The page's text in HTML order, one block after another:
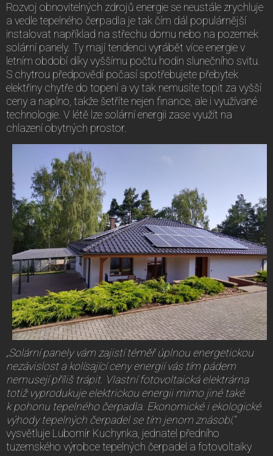
Rozvoj obnovitelných zdrojů energie se neustále zrychluje
a vedle tepelného čerpadla je tak čím dál populárnější
instalovat například na střechu domu nebo na pozemek
solární panely. Ty mají tendenci vyrábět více energie v
letním období díky vyššímu počtu hodin slunečního svitu.
S chytrou předpovědí počasí spotřebujete přebytek
elektřiny chytře do topení a vy tak nemusíte topit za vyšší
ceny a naplno, takže šetříte nejen finance, ale i využívané
technologie. V létě lze solární energii zase využít na
chlazení obytných prostor.
„Solární panely vám zajistí téměř úplnou energetickou
nezávislost a kolísající ceny energií vás tím pádem
nemusejí příliš trápit. Vlastní fotovoltaická elektrárna
totiž vyprodukuje elektrickou energii mimo jiné také
k pohonu tepelného čerpadla. Ekonomické i ekologické
výhody tepelných čerpadel se tím jenom znásobí,“
vysvětluje Lubomír Kuchynka, jednatel předního
tuzemského výrobce tepelných čerpadel a fotovoltaiky